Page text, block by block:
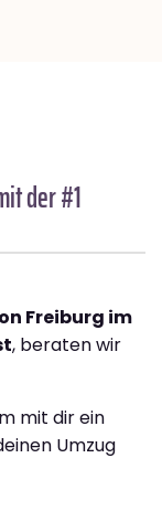
der #1
Freiburg im
, beraten wir
mit dir ein
Umzug